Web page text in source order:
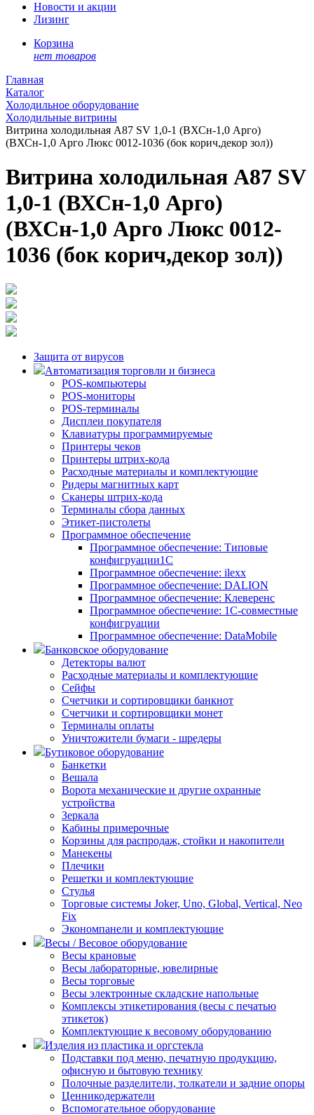
Новости и акции
Лизинг
Корзина
нет товаров
Главная
Каталог
Холодильное оборудование
Холодильные витрины
Витрина холодильная A87 SV 1,0-1 (ВХСн-1,0 Арго)
(ВХСн-1,0 Арго Люкс 0012-1036 (бок корич,декор зол))
Витрина холодильная A87 SV
1,0-1 (ВХСн-1,0 Арго)
(ВХСн-1,0 Арго Люкс 0012-
1036 (бок корич,декор зол))
Защита от вирусов
Автоматизация торговли и бизнеса
POS-компьютеры
POS-мониторы
POS-терминалы
Дисплеи покупателя
Клавиатуры программируемые
Принтеры чеков
Принтеры штрих-кода
Расходные материалы и комплектующие
Ридеры магнитных карт
Сканеры штрих-кода
Терминалы сбора данных
Этикет-пистолеты
Программное обеспечение
Программное обеспечение: Типовые
конфигруации1С
Программное обеспечение: ilexx
Программное обеспечение: DALION
Программное обеспечение: Клеверенс
Программное обеспечение: 1С-совместные
конфигруации
Программное обеспечение: DataMobile
Банковское оборудование
Детекторы валют
Расходные материалы и комплектующие
Сейфы
Счетчики и сортировщики банкнот
Счетчики и сортировщики монет
Терминалы оплаты
Уничтожители бумаги - шредеры
Бутиковое оборудование
Банкетки
Вешала
Ворота механические и другие охранные
устройства
Зеркала
Кабины примерочные
Корзины для распродаж, стойки и накопители
Манекены
Плечики
Решетки и комплектующие
Стулья
Торговые системы Joker, Uno, Global, Vertical, Neo
Fix
Экономпанели и комплектующие
Весы / Весовое оборудование
Весы крановые
Весы лабораторные, ювелирные
Весы торговые
Весы электронные складские напольные
Комплексы этикетирования (весы с печатью
этикеток)
Комплектующие к весовому оборудованию
Изделия из пластика и оргстекла
Подставки под меню, печатную продукцию,
офисную и бытовую технику
Полочные разделители, толкатели и задние опоры
Ценникодержатели
Вспомогательное оборудование